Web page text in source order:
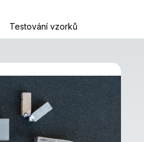
Testování vzorků